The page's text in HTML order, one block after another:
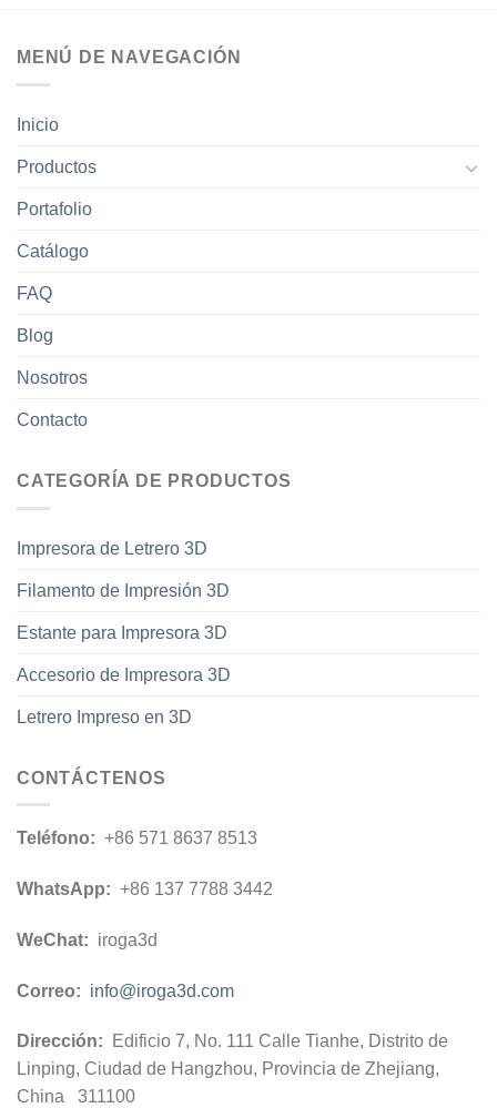
MENÚ DE NAVEGACIÓN
Inicio
Productos
Portafolio
Catálogo
FAQ
Blog
Nosotros
Contacto
CATEGORÍA DE PRODUCTOS
Impresora de Letrero 3D
Filamento de Impresión 3D
Estante para Impresora 3D
Accesorio de Impresora 3D
Letrero Impreso en 3D
CONTÁCTENOS
Teléfono: +86 571 8637 8513
WhatsApp: +86 137 7788 3442
WeChat: iroga3d
Correo: info@iroga3d.com
Dirección: Edificio 7, No. 111 Calle Tianhe, Distrito de
Linping, Ciudad de Hangzhou, Provincia de Zhejiang,
China 311100